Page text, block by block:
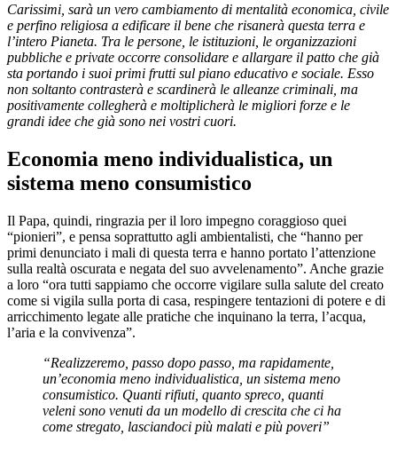
Carissimi, sarà un vero cambiamento di mentalità economica, civile
e perfino religiosa a edificare il bene che risanerà questa terra e
l’intero Pianeta. Tra le persone, le istituzioni, le organizzazioni
pubbliche e private occorre consolidare e allargare il patto che già
sta portando i suoi primi frutti sul piano educativo e sociale. Esso
non soltanto contrasterà e scardinerà le alleanze criminali, ma
positivamente collegherà e moltiplicherà le migliori forze e le
grandi idee che già sono nei vostri cuori.
Economia meno individualistica, un
sistema meno consumistico
Il Papa, quindi, ringrazia per il loro impegno coraggioso quei
“pionieri”, e pensa soprattutto agli ambientalisti, che “hanno per
primi denunciato i mali di questa terra e hanno portato l’attenzione
sulla realtà oscurata e negata del suo avvelenamento”. Anche grazie
a loro “ora tutti sappiamo che occorre vigilare sulla salute del creato
come si vigila sulla porta di casa, respingere tentazioni di potere e di
arricchimento legate alle pratiche che inquinano la terra, l’acqua,
l’aria e la convivenza”.
“Realizzeremo, passo dopo passo, ma rapidamente,
un’economia meno individualistica, un sistema meno
consumistico. Quanti rifiuti, quanto spreco, quanti
veleni sono venuti da un modello di crescita che ci ha
come stregato, lasciandoci più malati e più poveri”